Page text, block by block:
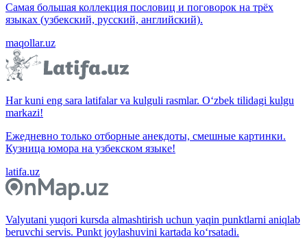
Самая большая коллекция пословиц и поговорок на трёх
языках (узбекский, русский, английский).
maqollar.uz
Har kuni eng sara latifalar va kulguli rasmlar. O‘zbek tilidagi kulgu
markazi!
Ежедневно только отборные анекдоты, смешные картинки.
Кузница юмора на узбекском языке!
latifa.uz
Valyutani yuqori kursda almashtirish uchun yaqin punktlarni aniqlab
beruvchi servis. Punkt joylashuvini kartada ko‘rsatadi.